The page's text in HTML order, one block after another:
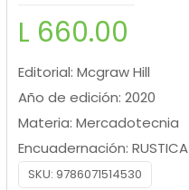
L 660.00
Editorial: Mcgraw Hill
Año de edición: 2020
Materia: Mercadotecnia
Encuadernación: RUSTICA
SKU: 9786071514530